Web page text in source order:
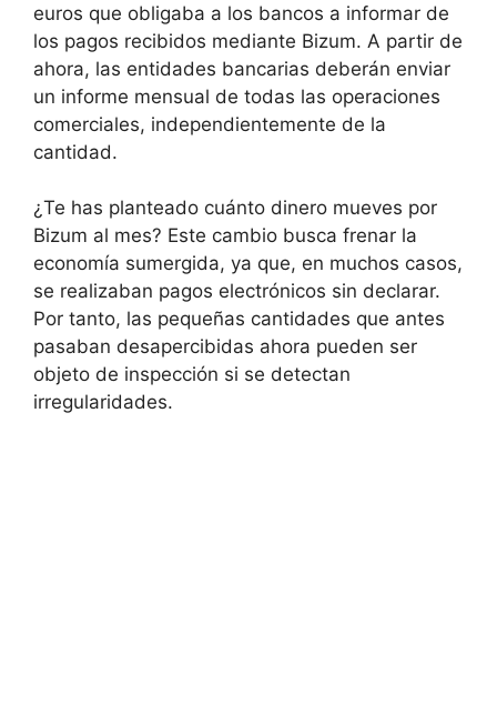
euros que obligaba a los bancos a informar de
los pagos recibidos mediante Bizum. A partir de
ahora, las entidades bancarias deberán enviar
un informe mensual de todas las operaciones
comerciales, independientemente de la
cantidad.
¿Te has planteado cuánto dinero mueves por
Bizum al mes? Este cambio busca frenar la
economía sumergida, ya que, en muchos casos,
se realizaban pagos electrónicos sin declarar.
Por tanto, las pequeñas cantidades que antes
pasaban desapercibidas ahora pueden ser
objeto de inspección si se detectan
irregularidades.